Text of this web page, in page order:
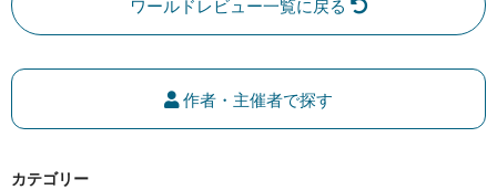
作者・主催者で探す
カテゴリー